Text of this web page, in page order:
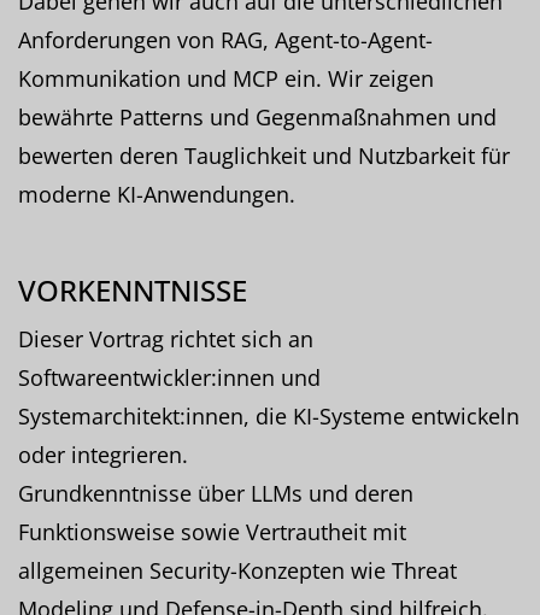
Anforderungen von RAG, Agent-to-Agent-
Kommunikation und MCP ein. Wir zeigen
bewährte Patterns und Gegenmaßnahmen und
bewerten deren Tauglichkeit und Nutzbarkeit für
moderne KI-Anwendungen.
VORKENNTNISSE
Dieser Vortrag richtet sich an
Softwareentwickler:innen und
Systemarchitekt:innen, die KI-Systeme entwickeln
oder integrieren.
Grundkenntnisse über LLMs und deren
Funktionsweise sowie Vertrautheit mit
allgemeinen Security-Konzepten wie Threat
Modeling und Defense-in-Depth sind hilfreich.